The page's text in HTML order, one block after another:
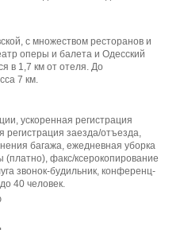
с множеством ресторанов и
оперы и балета и Одесский
в 1,7 км от отеля. До
7 км.
ускоренная регистрация
заезда/отъезда,
багажа, ежедневная уборка
(платно), факс/ксерокопирование
звонок-будильник, конференц-
40 человек.